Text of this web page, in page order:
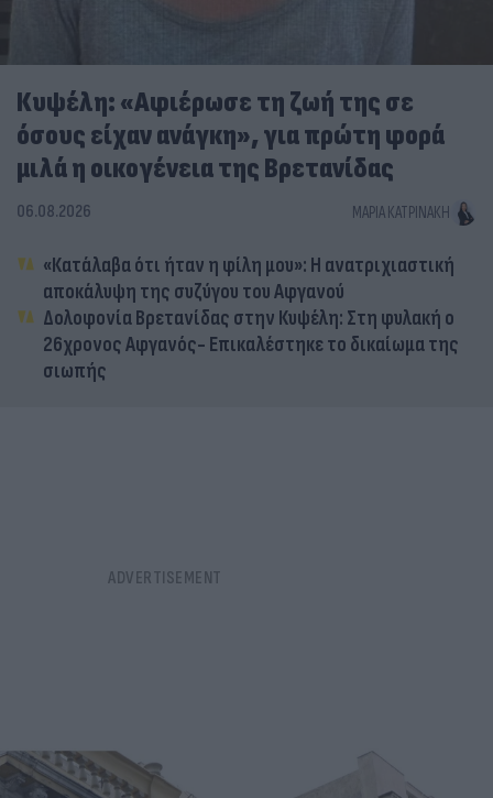
Κυψέλη: «Αφιέρωσε τη ζωή της σε
όσους είχαν ανάγκη», για πρώτη φορά
μιλά η οικογένεια της Βρετανίδας
06.08.2026 ΜΑΡΊΑ ΚΑΤΡΙΝΆΚΗ
«Κατάλαβα ότι ήταν η φίλη μου»: Η ανατριχιαστική
αποκάλυψη της συζύγου του Αφγανού
Δολοφονία Βρετανίδας στην Κυψέλη: Στη φυλακή ο
26χρονος Αφγανός- Επικαλέστηκε το δικαίωμα της
σιωπής